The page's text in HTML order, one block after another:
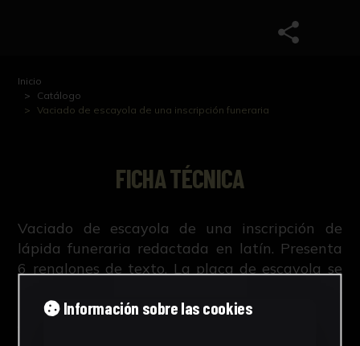
Inicio
Catálogo
Vaciado de escayola de una inscripción funeraria
FICHA TÉCNICA
Vaciado de escayola de una inscripción de
lápida funeraria redactada en latín. Presenta
6 renglones de texto. La placa de escayola se
presentada en un marco de madera, sobre un
Información sobre las cookies